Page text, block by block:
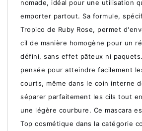
nomade, idéal pour une utilisation
emporter partout. Sa formule,
Tropico de Ruby Rose, permet
cil de manière homogène pour un
défini, sans effet pâteux ni
pensée pour atteindre facilement
courts, même dans le coin interne
séparer parfaitement les cils tout
une légère courbure. Ce mascara
Top cosmétique dans la catégorie